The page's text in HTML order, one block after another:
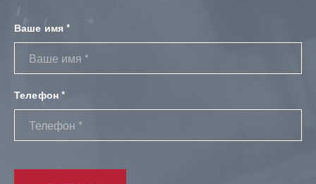
Ваше имя *
Телефон *